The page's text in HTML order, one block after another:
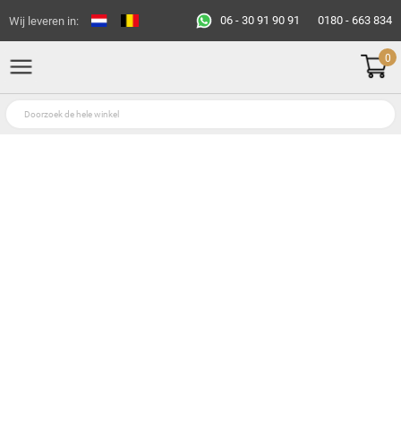
Wij leveren in: 06 - 30 91 90 91 0180 - 663 834
0